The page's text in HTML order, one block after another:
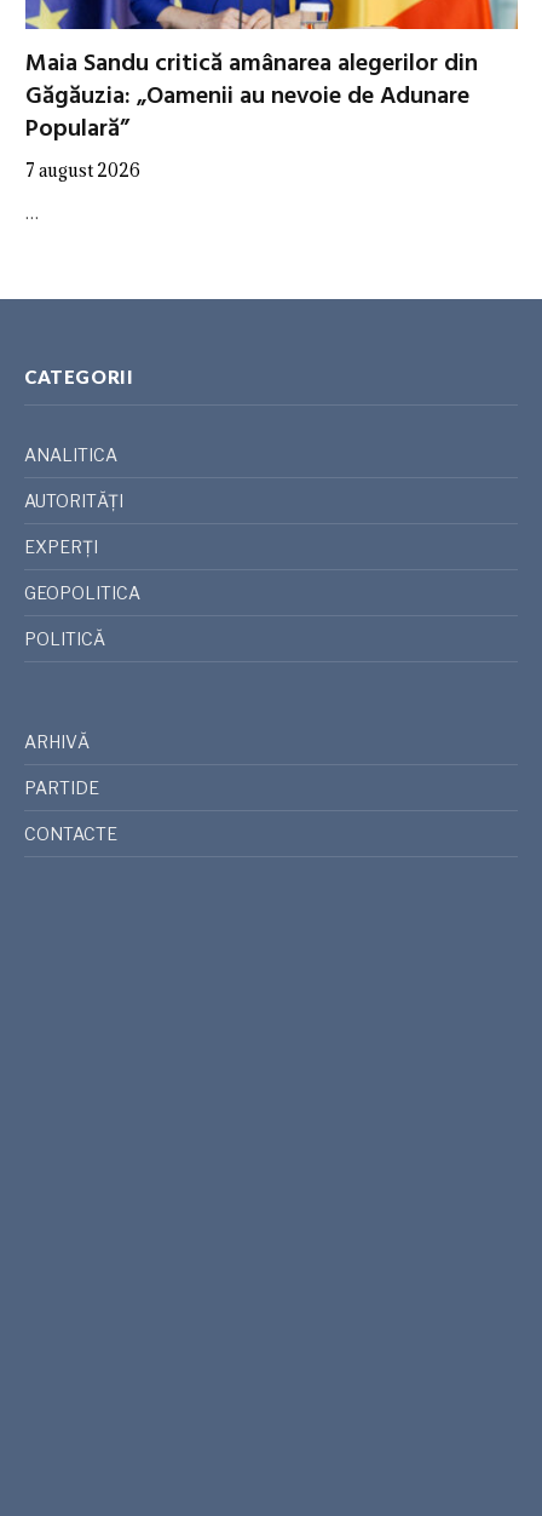
Maia Sandu critică amânarea alegerilor din
Găgăuzia: „Oamenii au nevoie de Adunare
Populară”
7 august 2026
…
CATEGORII
ANALITICA
AUTORITĂȚI
EXPERȚI
GEOPOLITICA
POLITICĂ
ARHIVĂ
PARTIDE
CONTACTE